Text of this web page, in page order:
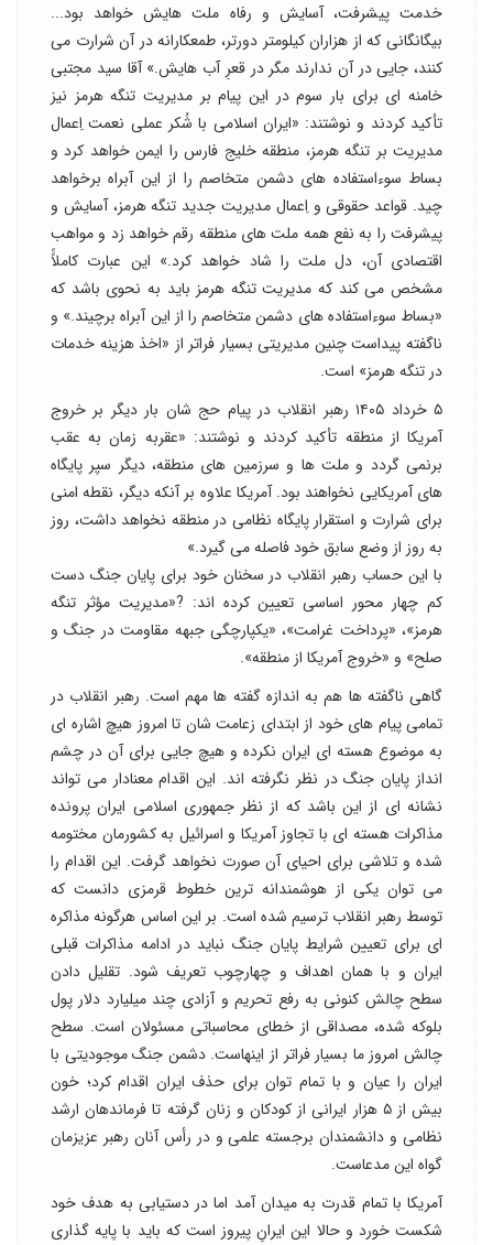
خدمت پیشرفت، آسایش و رفاه ملت هایش خواهد بود...
بیگانگانی که از هزاران کیلومتر دورتر، طمعکارانه در آن شرارت می
کنند، جایی در آن ندارند مگر در قعرِ آب هایش.» آقا سید مجتبی
خامنه ای برای بار سوم در این پیام بر مدیریت تنگه هرمز نیز
تأکید کردند و نوشتند: «ایران اسلامی با شُکر عملی نعمت اِعمال
مدیریت بر تنگه هرمز، منطقه خلیج فارس را ایمن خواهد کرد و
بساط سوءاستفاده های دشمن متخاصم را از این آبراه برخواهد
چید. قواعد حقوقی و اِعمال مدیریت جدید تنگه هرمز، آسایش و
پیشرفت را به نفع همه ملت های منطقه رقم خواهد زد و مواهب
اقتصادی آن، دل ملت را شاد خواهد کرد.» این عبارت کاملاًً
مشخص می کند که مدیریت تنگه هرمز باید به نحوی باشد که
«بساط سوءاستفاده های دشمن متخاصم را از این آبراه برچیند.» و
ناگفته پیداست چنین مدیریتی بسیار فراتر از «اخذ هزینه خدمات
در تنگه هرمز» است.
۵ خرداد ۱۴۰۵ رهبر انقلاب در پیام حج شان بار دیگر بر خروج
آمریکا از منطقه تأکید کردند و نوشتند: «عقربه زمان به عقب
برنمی گردد و ملت ها و سرزمین های منطقه، دیگر سپر پایگاه
های آمریکایی نخواهند بود. آمریکا علاوه بر آنکه دیگر، نقطه امنی
برای شرارت و استقرار پایگاه نظامی در منطقه نخواهد داشت، روز
به روز از وضع سابق خود فاصله می گیرد.»
با این حساب رهبر انقلاب در سخنان خود برای پایان جنگ دست
کم چهار محور اساسی تعیین کرده اند: ?«مدیریت مؤثر تنگه
هرمز»، «پرداخت غرامت»، «یکپارچگی جبهه مقاومت در جنگ و
صلح» و «خروج آمریکا از منطقه».
گاهی ناگفته ها هم به اندازه گفته ها مهم است. رهبر انقلاب در
تمامی پیام های خود از ابتدای زعامت شان تا امروز هیچ اشاره ای
به موضوع هسته ای ایران نکرده و هیچ جایی برای آن در چشم
انداز پایان جنگ در نظر نگرفته اند. این اقدام معنادار می تواند
نشانه ای از این باشد که از نظر جمهوری اسلامی ایران پرونده
مذاکرات هسته ای با تجاوز آمریکا و اسرائیل به کشورمان مختومه
شده و تلاشی برای احیای آن صورت نخواهد گرفت. این اقدام را
می توان یکی از هوشمندانه ترین خطوط قرمزی دانست که
توسط رهبر انقلاب ترسیم شده است. بر این اساس هرگونه مذاکره
ای برای تعیین شرایط پایان جنگ نباید در ادامه مذاکرات قبلی
ایران و با همان اهداف و چهارچوب تعریف شود. تقلیل دادن
سطح چالش کنونی به رفع تحریم و آزادی چند میلیارد دلار پول
بلوکه شده، مصداقی از خطای محاسباتی مسئولان است. سطح
چالش امروز ما بسیار فراتر از اینهاست. دشمن جنگ موجودیتی با
ایران را عیان و با تمام توان برای حذف ایران اقدام کرد؛ خون
بیش از ۵ هزار ایرانی از کودکان و زنان گرفته تا فرماندهان ارشد
نظامی و دانشمندان برجسته علمی و در رأس آنان رهبر عزیزمان
گواه این مدعاست.
آمریکا با تمام قدرت به میدان آمد اما در دستیابی به هدف خود
شکست خورد و حالا این ایرانِ پیروز است که باید با پایه گذاری